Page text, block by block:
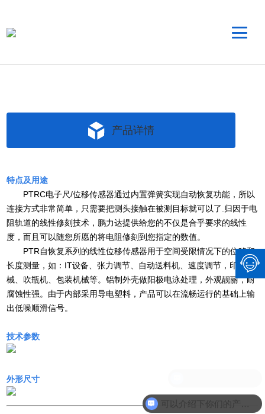
产品详情
特点及用途
PTRC电子尺/位移传感器通过内置弹簧实现自动恢复功能，所以
连接方式非常简单，只需要把测头接触在被测目标就可以了.归因于电
阻轨道的线性修刻技术，鹏力达提供给您的不仅是合乎要求的线性
度，而且可以随您所愿的将电阻修刻到您指定的数值。
PTR自恢复系列的线性位移传感器用于空间受限情况下的位移和
长度测量，如：IT设备、张力调节、自动送料机、速度调节，印刷机
械、吹瓶机、包装机械等。铝制外壳做阳极电泳处理，外观靓丽，耐
腐蚀性强。由于内部采用导电塑料，产品可以在流畅运行的基础上输
出低噪顺滑信号。
技术参数
外形尺寸